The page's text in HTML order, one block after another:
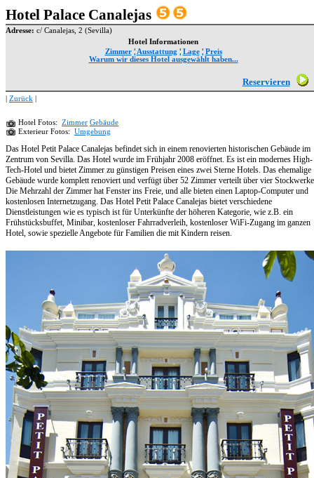
Hotel Palace Canalejas
Adresse: c/ Canalejas, 2 (Sevilla)
Hotel Informationen
Zimmer¦ Ausstattung ¦ Lage¦ Preis
Warum wir dieses Hotel ausgewählt haben...
Reservieren
Zurück
Hotel Fotos: Zimmer Gebäude
Exterieur Fotos: Umgebung
Das Hotel Petit Palace Canalejas befindet sich in einem renovierten historischen Gebäude im
Zentrum von Sevilla. Das Hotel wurde im Frühjahr 2008 eröffnet. Es ist ein modernes High-
Tech-Hotel und bietet Zimmer zu günstigen Preisen eines zwei Sterne Hotels. Das ehemalige
Gebäude wurde komplett renoviert und verfügt über 52 Zimmer verteilt über vier
Die Mehrzahl der Zimmer hat Fenster ins Freie, und alle bieten einen Laptop-Computer und
kostenlosen Internetzugang. Das Hotel Petit Palace Canalejas bietet verschiedene
Dienstleistungen wie es typisch ist für Unterkünfte der höheren Kategorie, wie z.B. ein
Frühstücksbuffet, Minibar, kostenloser Fahrradverleih, kostenloser WiFi-Zugang im ganzen
Hotel, sowie spezielle Angebote für Familien die mit Kindern reisen.